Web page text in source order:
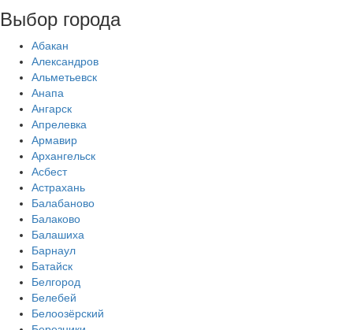
Выбор города
Абакан
Александров
Альметьевск
Анапа
Ангарск
Апрелевка
Армавир
Архангельск
Асбест
Астрахань
Балабаново
Балаково
Балашиха
Барнаул
Батайск
Белгород
Белебей
Белоозёрский